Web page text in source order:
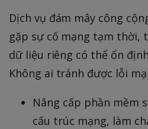
Dịch vụ đám mây công
gặp sự cố mạng tạm thời,
dữ liệu riêng có thể ổn
Không ai tránh được lỗi
Nâng cấp phần mềm
cấu trúc mạng, làm